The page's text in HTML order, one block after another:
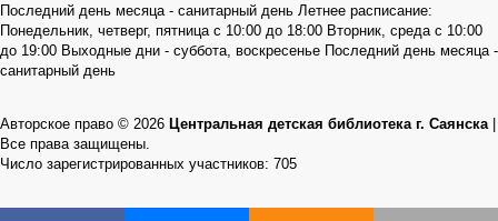
Последний день месяца - санитарный день Летнее расписание:
Понедельник, четверг, пятница с 10:00 до 18:00 Вторник, среда с 10:00
до 19:00 Выходные дни - суббота, воскресенье Последний день месяца -
санитарный день
Авторское право © 2026 Центральная детская библиотека г. Саянска |
Все права защищены.
Число зарегистрированных участников: 705